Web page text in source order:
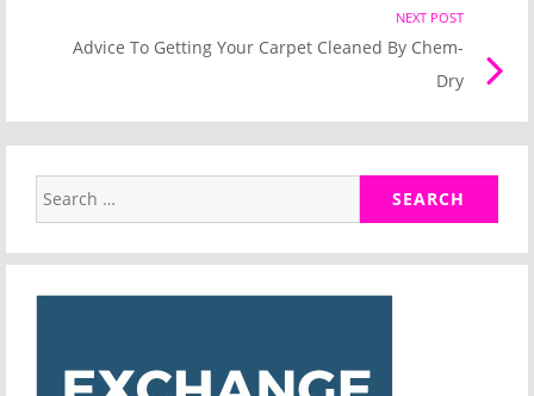
NEXT POST
Advice To Getting Your Carpet Cleaned By Chem-
Dry
Search
for: